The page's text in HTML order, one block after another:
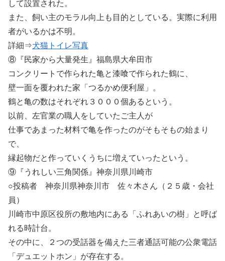
して設置された。
また、飼い主のモラル向上も目的としている。実際に利用
者がいるかは不明。
詳細⇒犬猫トイレ写真
⑧『民家から大量発生』福島県大牟田市
コンクリートで作られた亀と漆喰で作られた鶴に、
壁一面を覆われた家「つるかめ便利屋」。
鶴と亀の数はそれぞれ３０００個あるという。
以前、左官業の職人をしていたご主人が
仕事であまった材料で亀を作ったのがそもそもの始まり
で、
縁起物だと作っていくうちに増えていったという。
⑨『うれしい三角関係』神奈川県川崎市
○投稿者 神奈川県神奈川市 佐々木さん（２５歳・会社
員）
川崎市中原区役所の敷地内にある「ふれあいの樹」と呼ば
れる時計台。
その中に、２つの受話器を備えた三者通話可能の公衆電話
「デュエットホン」が存在する。